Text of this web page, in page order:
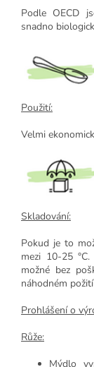
Podle OECD
snadno
Použití:
Velmi
Skladování:
Pokud je to
mezi 10-25
možné bez
náhodném
Prohlášení o
Růže:
Mýdlo